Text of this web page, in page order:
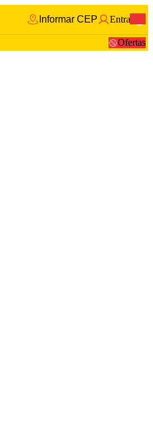
Informar CEP Entrar
Ofertas